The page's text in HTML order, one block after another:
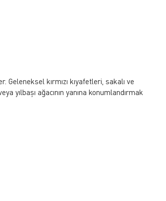
kırmızı kıyafetleri, sakalı ve
yılbaşı ağacının yanına konumlandırmak